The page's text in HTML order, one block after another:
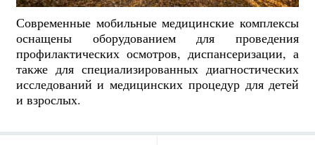
Современные мобильные медицинские комплексы
оснащены оборудованием для проведения
профилактических осмотров, диспансеризации, а
также для специализированных диагностических
исследований и медицинских процедур для детей
и взрослых.